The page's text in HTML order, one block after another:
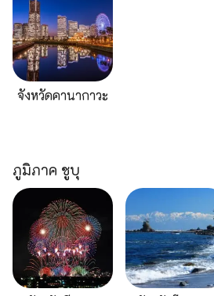
จังหวัดคานากาวะ
ภูมิภาค ชูบุ